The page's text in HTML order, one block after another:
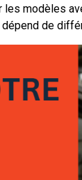
modèles
de